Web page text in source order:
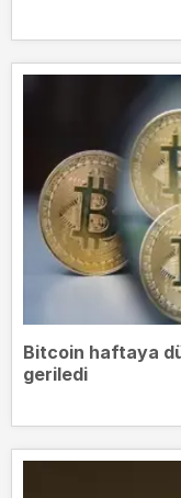
Bitcoin haftaya
geriledi